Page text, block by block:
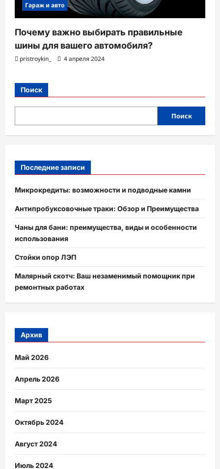
Гараж и авто
Почему важно выбирать правильные
шины для вашего автомобиля?
pristroykin_ 4 апреля 2024
Поиск
Поиск
Последние записи
Микрокредиты: возможности и подводные камни
Антипробуксовочные траки: Обзор и Преимущества
Чаны для бани: преимущества, виды и особенности
использования
Стойки опор ЛЭП
Малярный скотч: Ваш незаменимый помощник при
ремонтных работах
Архив
Май 2026
Апрель 2026
Март 2025
Октябрь 2024
Август 2024
Июль 2024